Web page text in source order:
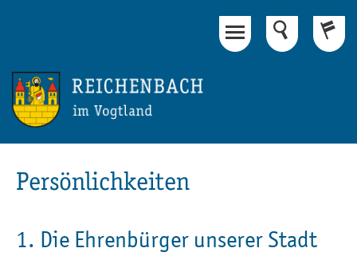
Persönlichkeiten
1. Die Ehrenbürger unserer Stadt